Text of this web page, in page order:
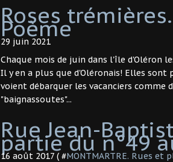
Roses
Poème
29 juin 2021
Chaque mois de juin dans l'île d'Oléron
Il y en a plus que d'Oléronais! Elles
voient débarquer les vacanciers comme
"baignassoutes"...
Rue Jean-
partie du n°49
16 août 2017 ( #MONTMARTRE. Rues et